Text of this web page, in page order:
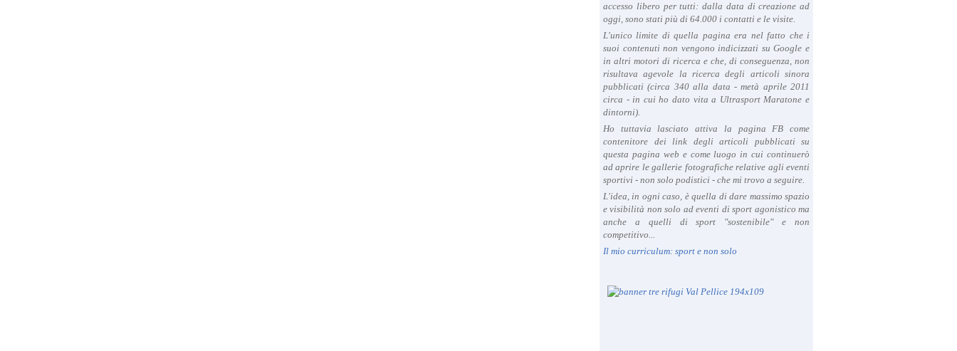
accesso libero per tutti: dalla data di creazione ad
oggi, sono stati più di 64.000 i contatti e le visite.
L'unico limite di quella pagina era nel fatto che i
suoi contenuti non vengono indicizzati su Google e
in altri motori di ricerca e che, di conseguenza, non
risultava agevole la ricerca degli articoli sinora
pubblicati (circa 340 alla data - metà aprile 2011
circa - in cui ho dato vita a Ultrasport Maratone e
dintorni).
Ho tuttavia lasciato attiva la pagina FB come
contenitore dei link degli articoli pubblicati su
questa pagina web e come luogo in cui continuerò
ad aprire le gallerie fotografiche relative agli eventi
sportivi - non solo podistici - che mi trovo a seguire.
L'idea, in ogni caso, è quella di dare massimo spazio
e visibilità non solo ad eventi di sport agonistico ma
anche a quelli di sport "sostenibile" e non
competitivo...
Il mio curriculum: sport e non solo